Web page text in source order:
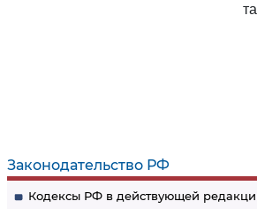
Законодательство РФ
Кодексы РФ в действующей